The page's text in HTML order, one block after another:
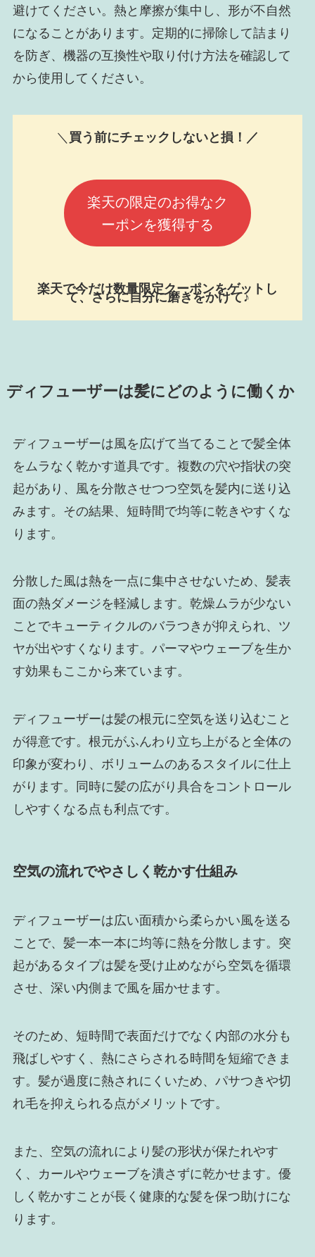
避けてください。熱と摩擦が集中し、形が不自然
になることがあります。定期的に掃除して詰まり
を防ぎ、機器の互換性や取り付け方法を確認して
から使用してください。
＼ 買う前にチェックしないと損！／
楽天の限定のお得なク
ーポンを獲得する
楽天で今だけ数量限定クーポンをゲットし
て、さらに自分に磨きをかけて♪
ディフューザーは髪にどのように働くか
ディフューザーは風を広げて当てることで髪全体
をムラなく乾かす道具です。複数の穴や指状の突
起があり、風を分散させつつ空気を髪内に送り込
みます。その結果、短時間で均等に乾きやすくな
ります。
分散した風は熱を一点に集中させないため、髪表
面の熱ダメージを軽減します。乾燥ムラが少ない
ことでキューティクルのバラつきが抑えられ、ツ
ヤが出やすくなります。パーマやウェーブを生か
す効果もここから来ています。
ディフューザーは髪の根元に空気を送り込むこと
が得意です。根元がふんわり立ち上がると全体の
印象が変わり、ボリュームのあるスタイルに仕上
がります。同時に髪の広がり具合をコントロール
しやすくなる点も利点です。
空気の流れでやさしく乾かす仕組み
ディフューザーは広い面積から柔らかい風を送る
ことで、髪一本一本に均等に熱を分散します。突
起があるタイプは髪を受け止めながら空気を循環
させ、深い内側まで風を届かせます。
そのため、短時間で表面だけでなく内部の水分も
飛ばしやすく、熱にさらされる時間を短縮できま
す。髪が過度に熱されにくいため、パサつきや切
れ毛を抑えられる点がメリットです。
また、空気の流れにより髪の形状が保たれやす
く、カールやウェーブを潰さずに乾かせます。優
しく乾かすことが長く健康的な髪を保つ助けにな
ります。